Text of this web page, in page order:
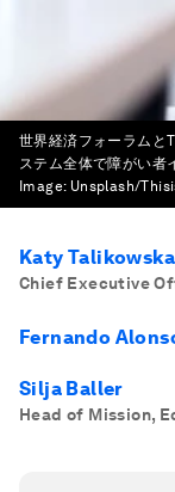
世界経済フォーラムと
ステム全体で障がい者
Image: Unsplash/
Katy Talikowska
Chief Executive
Fernando
Silja Baller
Head of Mission,